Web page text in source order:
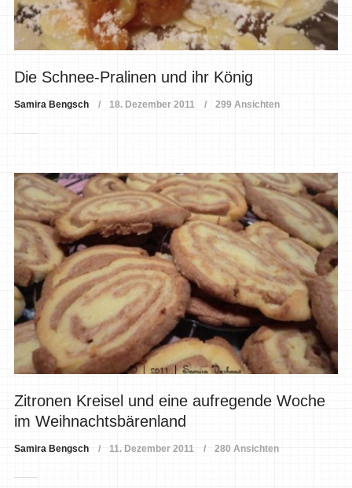
Die Schnee-Pralinen und ihr König
Samira Bengsch 18. Dezember 2011 299 Ansichten
Zitronen Kreisel und eine aufregende Woche
im Weihnachtsbärenland
Samira Bengsch 11. Dezember 2011 280 Ansichten